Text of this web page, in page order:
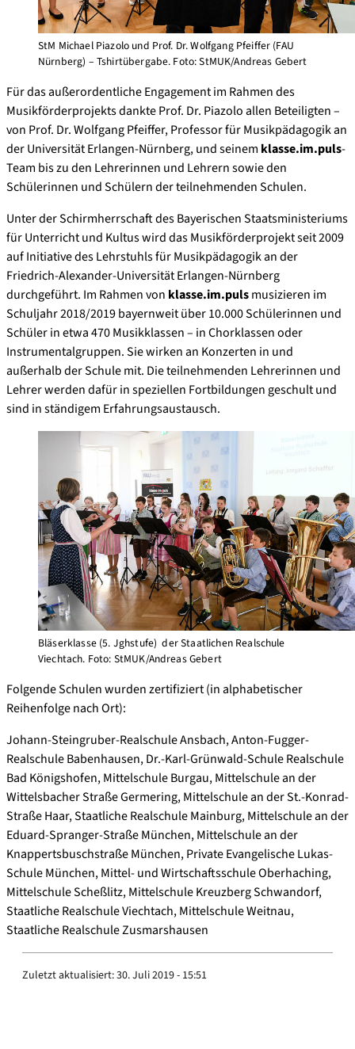
StM Michael Piazolo und Prof. Dr. Wolfgang Pfeiffer (FAU
Nürnberg) – Tshirtübergabe. Foto: StMUK/Andreas Gebert
Für das außerordentliche Engagement im Rahmen des
Musikförderprojekts dankte Prof. Dr. Piazolo allen Beteiligten –
von Prof. Dr. Wolfgang Pfeiffer, Professor für Musikpädagogik an
der Universität Erlangen-Nürnberg, und seinem klasse.im.puls-
Team bis zu den Lehrerinnen und Lehrern sowie den
Schülerinnen und Schülern der teilnehmenden Schulen.
Unter der Schirmherrschaft des Bayerischen Staatsministeriums
für Unterricht und Kultus wird das Musikförderprojekt seit 2009
auf Initiative des Lehrstuhls für Musikpädagogik an der
Friedrich-Alexander-Universität Erlangen-Nürnberg
durchgeführt. Im Rahmen von klasse.im.pulsmusizieren im
Schuljahr 2018/2019 bayernweit über 10.000 Schülerinnen und
Schüler in etwa 470 Musikklassen – in Chorklassen oder
Instrumentalgruppen. Sie wirken an Konzerten in und
außerhalb der Schule mit. Die teilnehmenden Lehrerinnen und
Lehrer werden dafür in speziellen Fortbildungen geschult und
sind in ständigem Erfahrungsaustausch.
Bläserklasse (5. Jghstufe) der Staatlichen Realschule
Viechtach. Foto: StMUK/Andreas Gebert
Folgende Schulen wurden zertifiziert (in alphabetischer
Reihenfolge nach Ort):
Johann-Steingruber-Realschule Ansbach, Anton-Fugger-
Realschule Babenhausen, Dr.-Karl-Grünwald-Schule Realschule
Bad Königshofen, Mittelschule Burgau, Mittelschule an der
Wittelsbacher Straße Germering, Mittelschule an der St.-Konrad-
Straße Haar, Staatliche Realschule Mainburg, Mittelschule an der
Eduard-Spranger-Straße München, Mittelschule an der
Knappertsbuschstraße München, Private Evangelische Lukas-
Schule München, Mittel- und Wirtschaftsschule Oberhaching,
Mittelschule Scheßlitz, Mittelschule Kreuzberg Schwandorf,
Staatliche Realschule Viechtach, Mittelschule Weitnau,
Staatliche Realschule Zusmarshausen
Zuletzt aktualisiert:30. Juli 2019 - 15:51